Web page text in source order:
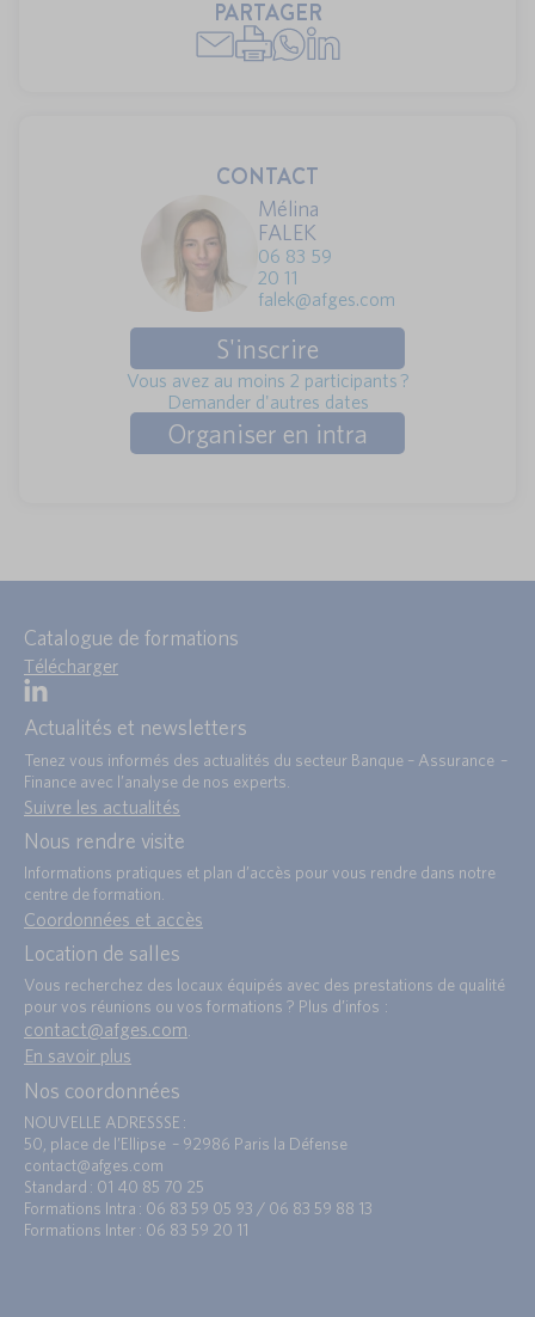
PARTAGER
CONTACT
Mélina
FALEK
06 83 59
20 11
falek@afges.com
S'inscrire
Vous avez au moins 2 participants ?
Demander d'autres dates
Organiser en intra
Catalogue de formations
Télécharger
Actualités et newsletters
Tenez vous informés des actualités du secteur Banque – Assurance –
Finance avec l’analyse de nos experts.
Suivre les actualités
Nous rendre visite
Informations pratiques et plan d’accès pour vous rendre dans notre
centre de formation.
Coordonnées et accès
Location de salles
Vous recherchez des locaux équipés avec des prestations de qualité
pour vos réunions ou vos formations ? Plus d’infos :
contact@afges.com.
En savoir plus
Nos coordonnées
NOUVELLE ADRESSSE :
50, place de l’Ellipse – 92986 Paris la Défense
contact@afges.com
Standard : 01 40 85 70 25
Formations Intra : 06 83 59 05 93 / 06 83 59 88 13
Formations Inter : 06 83 59 20 11